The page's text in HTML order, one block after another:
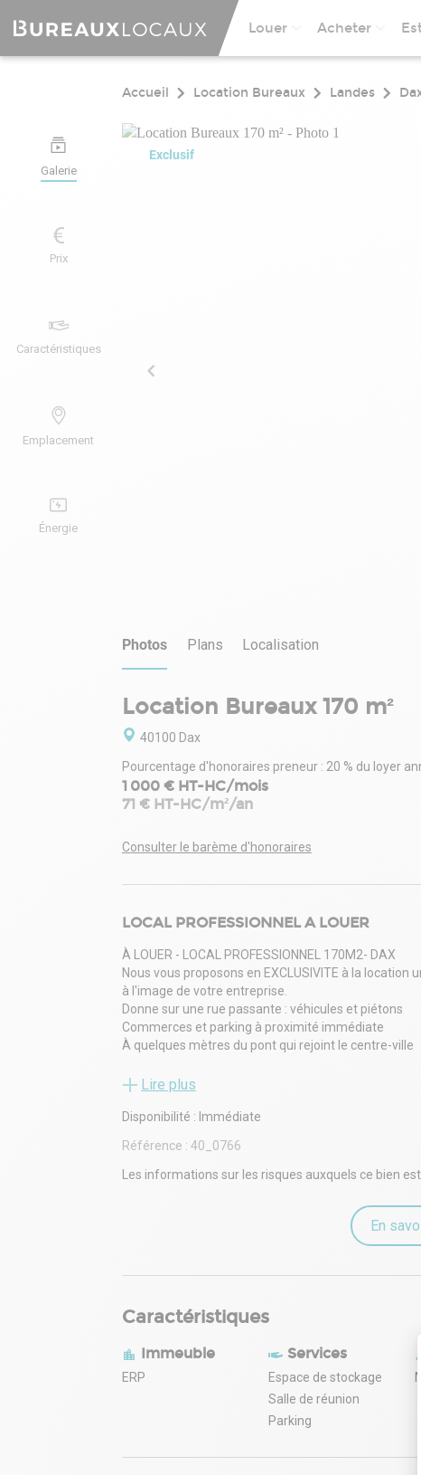
Louer Acheter
Galerie
Prix
Caractéristiques
Emplacement
Énergie
Accueil Location Bureaux Landes
Exclusif
Photos Plans Localisation
Location Bureaux 170 m²
40100 Dax
Pourcentage d'honoraires preneur : 20 % du loyer
1 000 € HT-HC/mois
71 € HT-HC/m²/an
Consulter le barème d'honoraires
LOCAL PROFESSIONNEL A LOUER
À LOUER - LOCAL PROFESSIONNEL 170M2- DAX
Nous vous proposons en EXCLUSIVITE à la
à l'image de votre entreprise.
Donne sur une rue passante : véhicules et piétons
Commerces et parking à proximité immédiate
À quelques mètres du pont qui rejoint le centre-ville
sanitaires... :
10m2 de réserve
8m2 de sanitaires - volume ERP
Travaux d'aménagement à prévoir
Ce bien vous intéresse ? Pour plus d'informations
Lire plus
Disponibilité : Immédiate
Référence : 40_0766
Les informations sur les risques auxquels ce bien
En
Caractéristiques
Immeuble
ERP
Services
Espace de stockage
Salle de réunion
Parking